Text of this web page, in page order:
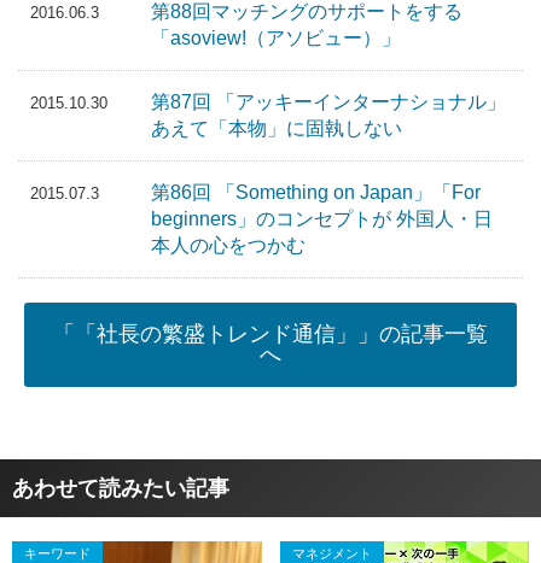
2016.06.3
第88回マッチングのサポートをする
「asoview!（アソビュー）」
2015.10.30
第87回 「アッキーインターナショナル」
あえて「本物」に固執しない
2015.07.3
第86回 「Something on Japan」「For
beginners」のコンセプトが 外国人・日
本人の心をつかむ
「「社長の繁盛トレンド通信」」の記事一覧
へ
あわせて読みたい記事
キーワード マネジメント